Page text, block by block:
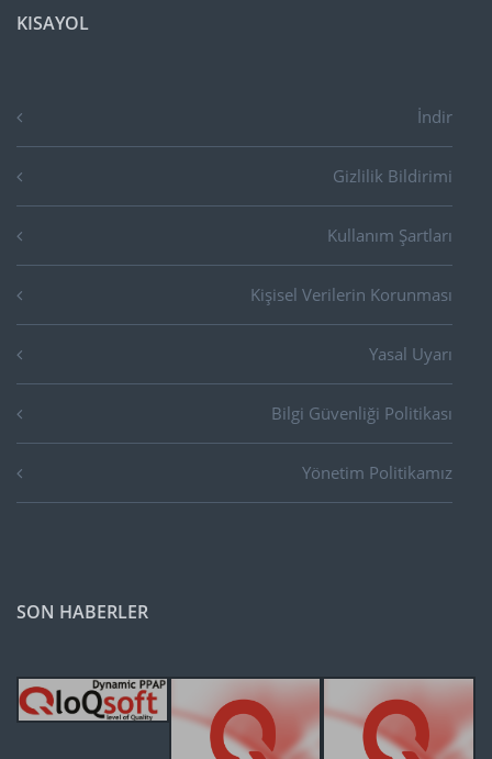
KISAYOL
İndir
Gizlilik Bildirimi
Kullanım Şartları
Kişisel Verilerin Korunması
Yasal Uyarı
Bilgi Güvenliği Politikası
Yönetim Politikamız
SON HABERLER